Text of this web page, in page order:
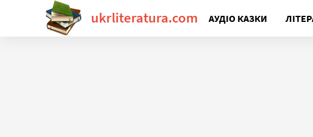
ukrliteratura.com АУДІО КАЗКИ